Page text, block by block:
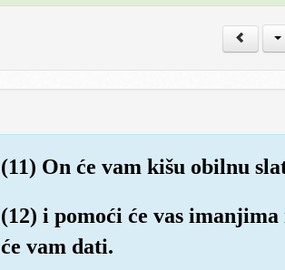
(11) On će vam kišu obilnu
(12) i pomoći će vas
će vam dati.